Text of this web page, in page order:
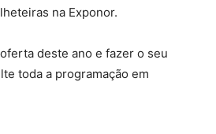
na Exponor.
deste ano e fazer o seu
toda a programação em